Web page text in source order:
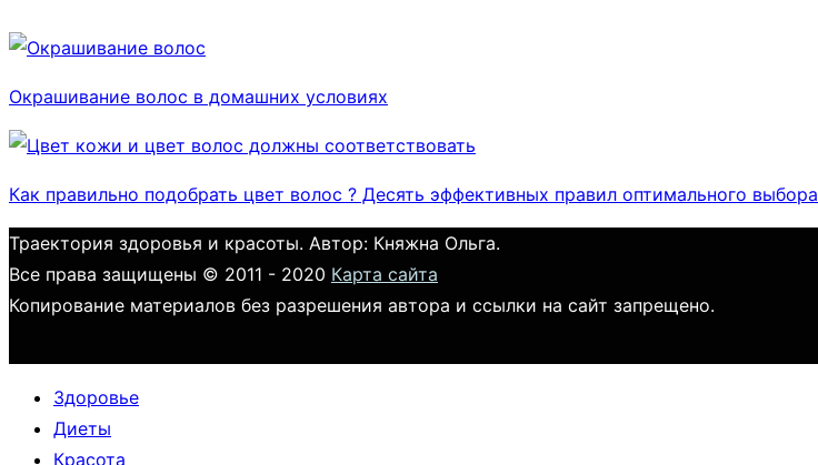
Окрашивание волос в домашних условиях
Как правильно подобрать цвет волос ? Десять эффективных правил оптимального выбора
Траектория здоровья и красоты. Автор: Княжна Ольга.
Все права защищены © 2011 - 2020 Карта сайта
Копирование материалов без разрешения автора и ссылки на сайт запрещено.
Здоровье
Диеты
Красота